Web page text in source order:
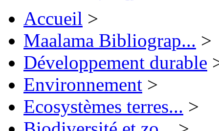
Accueil >
Maalama Bibliograp... >
Développement durable
Environnement >
Ecosystèmes terres... >